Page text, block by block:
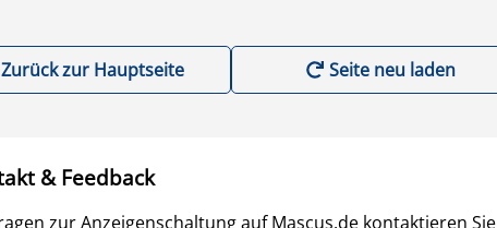
Zurück zur Hauptseite Seite neu laden
& Feedback
zur Anzeigenschaltung auf Mascus.de kontaktieren Sie